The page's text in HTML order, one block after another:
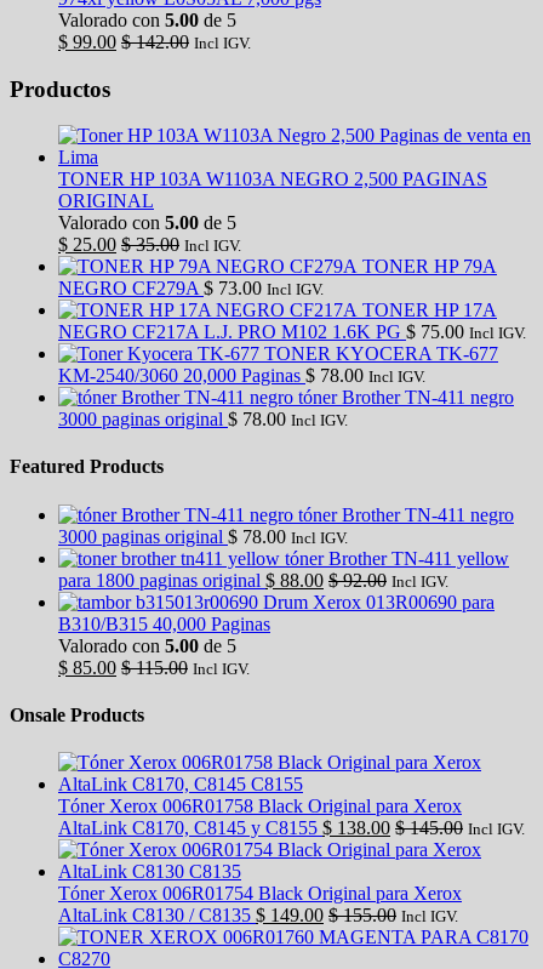
Valorado con 5.00 de 5
$ 99.00 $142.00 Incl IGV.
Productos
TONER HP 103A W1103A NEGRO 2,500 PAGINAS
ORIGINAL
Valorado con 5.00 de 5
$ 25.00 $35.00 Incl IGV.
TONER HP 79A
NEGRO CF279A $ 73.00 Incl IGV.
TONER HP 17A
NEGRO CF217A L.J. PRO M102 1.6K PG $ 75.00 Incl IGV.
TONER KYOCERA TK-677
KM-2540/3060 20,000 Paginas $ 78.00 Incl IGV.
tóner Brother TN-411 negro
3000 paginas original $ 78.00 Incl IGV.
Featured Products
tóner Brother TN-411 negro
3000 paginas original $ 78.00 Incl IGV.
tóner Brother TN-411 yellow
para 1800 paginas original $ 88.00 $92.00 Incl IGV.
Drum Xerox 013R00690 para
B310/B315 40,000 Paginas
Valorado con 5.00 de 5
$ 85.00 $115.00 Incl IGV.
Onsale Products
Tóner Xerox 006R01758 Black Original para Xerox
AltaLink C8170, C8145 y C8155 $ 138.00 $145.00 Incl IGV.
Tóner Xerox 006R01754 Black Original para Xerox
AltaLink C8130 / C8135 $ 149.00 $155.00 Incl IGV.